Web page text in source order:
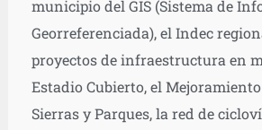
municipio del GIS (Sistema de
Georreferenciada), el Indec
proyectos de infraestructura en
Estadio Cubierto, el
Sierras y Parques, la red de